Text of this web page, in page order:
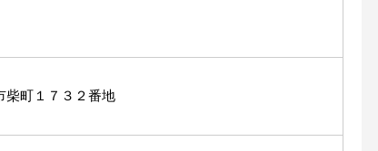
柴町１７３２番地